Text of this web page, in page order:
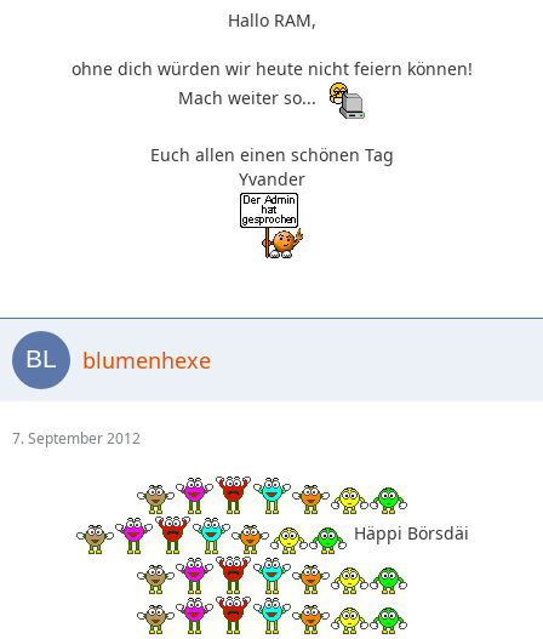
Hallo RAM,
ohne dich würden wir heute nicht feiern können!
Mach weiter so...
Euch allen einen schönen Tag
Yvander
blumenhexe
7. September 2012
Häppi Börsdäi